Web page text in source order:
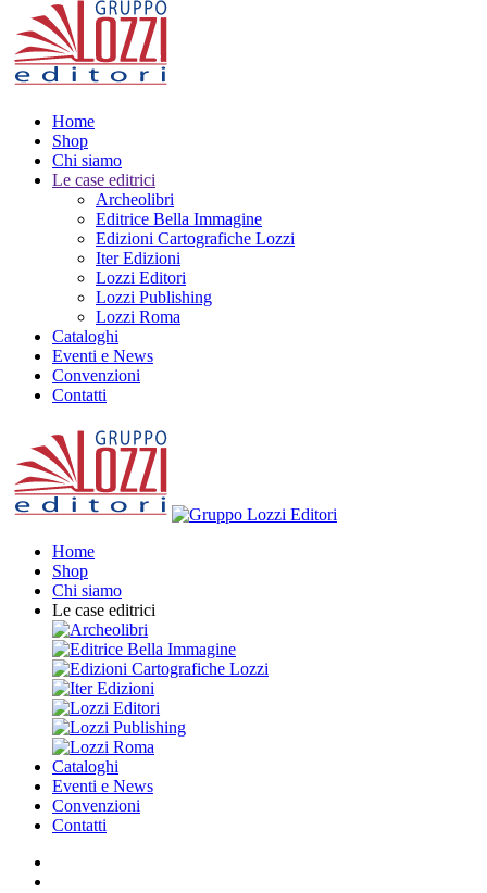
Home
Shop
Chi siamo
Le case editrici
Archeolibri
Editrice Bella Immagine
Edizioni Cartografiche Lozzi
Iter Edizioni
Lozzi Editori
Lozzi Publishing
Lozzi Roma
Cataloghi
Eventi e News
Convenzioni
Contatti
Home
Shop
Chi siamo
Le case editrici
Cataloghi
Eventi e News
Convenzioni
Contatti